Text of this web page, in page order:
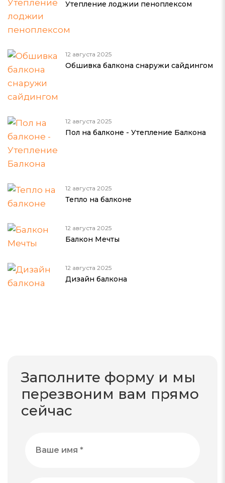
Утепление лоджии пеноплексом
12 августа 2025
Обшивка балкона снаружи сайдингом
12 августа 2025
Пол на балконе - Утепление Балкона
12 августа 2025
Тепло на балконе
12 августа 2025
Балкон Мечты
12 августа 2025
Дизайн балкона
Заполните форму и мы
перезвоним вам прямо
сейчас